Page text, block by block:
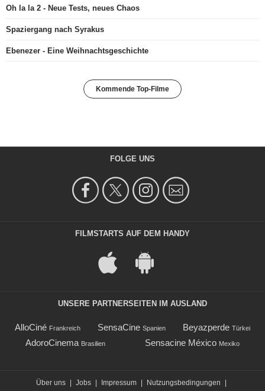
Oh la la 2 - Neue Tests, neues Chaos
Spaziergang nach Syrakus
Ebenezer - Eine Weihnachtsgeschichte
Kommende Top-Filme
FOLGE UNS
FILMSTARTS AUF DEM HANDY
UNSERE PARTNERSEITEN IM AUSLAND
AlloCiné Frankreich SensaCine Spanien Beyazperde Türkei
AdoroCinema Brasilien Sensacine México Mexiko
Über uns Jobs Impressum Nutzungsbedingungen